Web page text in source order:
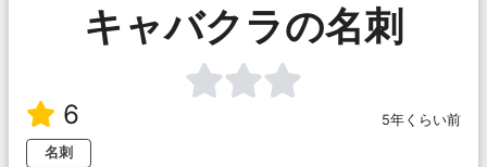
キャバクラの名刺
6
5年くらい前
名刺